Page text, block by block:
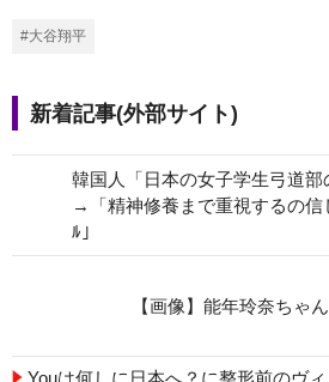
#大谷翔平
新着記事(外部サイト)
韓国人「日本の女子学生弓道
→「精神修養まで重視するの
ﾙ」
【画像】能年玲奈ち